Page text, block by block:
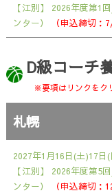
【江別】
2026年度第1
ンター）
（申込締切：
D級コーチ
※要項はリンクをク
札幌
2027年1月16日(土)17日(
【江別】
2026年度第5
ンター）
（申込締切：